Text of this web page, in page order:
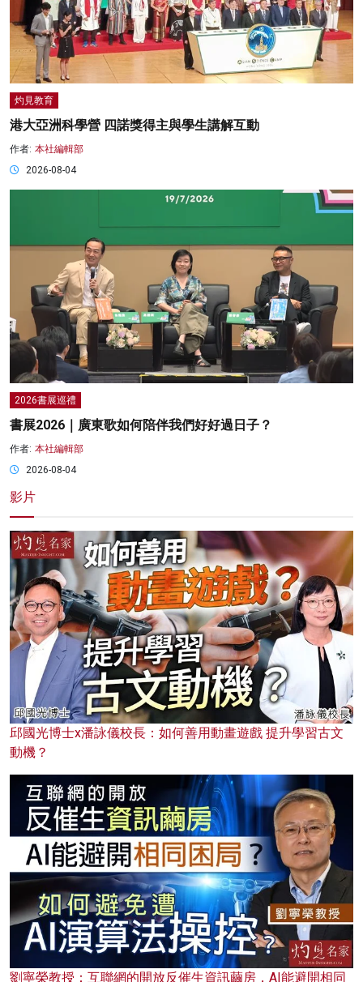
灼見教育
港大亞洲科學營 四諾獎得主與學生講解互動
作者: 本社編輯部
2026-08-04
2026書展巡禮
書展2026｜廣東歌如何陪伴我們好好過日子？
作者: 本社編輯部
2026-08-04
影片
邱國光博士x潘詠儀校長：如何善用動畫遊戲 提升學習古文
動機？
劉寧榮教授：互聯網的開放反催生資訊繭房，AI能避開相同